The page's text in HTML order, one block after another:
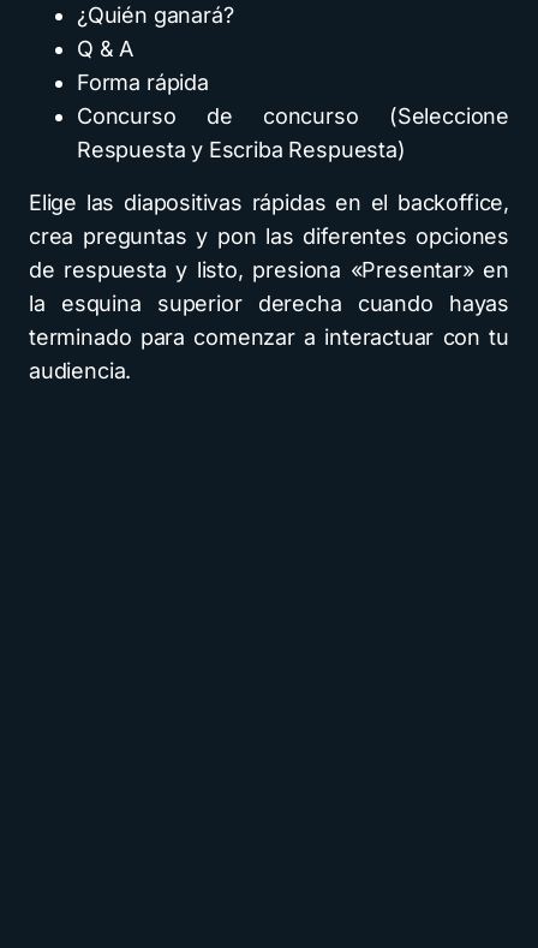
¿Quién ganará?
Q & A
Forma rápida
Concurso de concurso (Seleccione
Respuesta y Escriba Respuesta)
Elige las diapositivas rápidas en el backoffice,
crea preguntas y pon las diferentes opciones
de respuesta y listo, presiona «Presentar» en
la esquina superior derecha cuando hayas
terminado para comenzar a interactuar con tu
audiencia.